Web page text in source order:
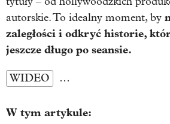
autorskie. To idealny moment, by
zaległości i odkryć historie,
jeszcze długo po seansie.
WIDEO …
W tym artykule: